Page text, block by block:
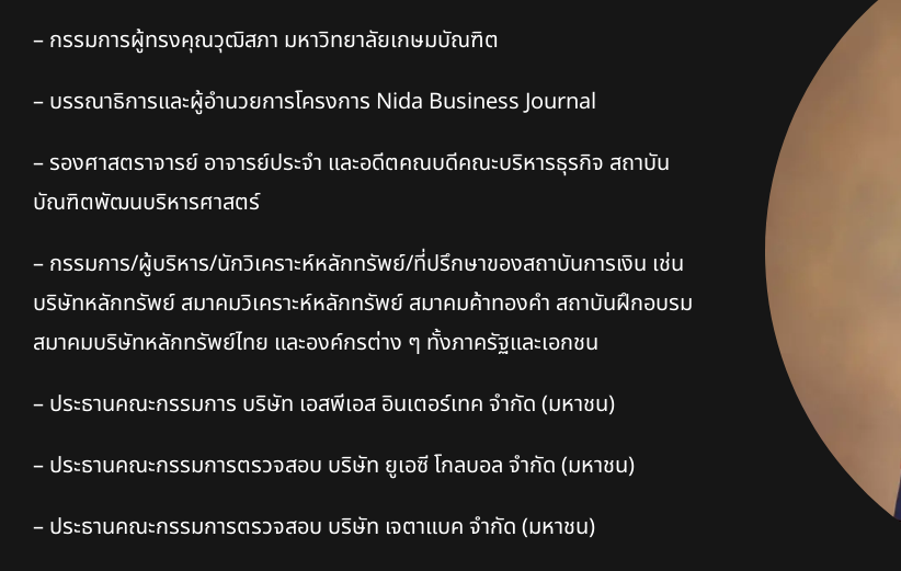
– กรรมการผู้ทรงคุณวุฒิสภา มหาวิทยาลัยเกษมบัณฑิต
– บรรณาธิการและผู้อำนวยการโครงการ Nida Business Journal
– รองศาสตราจารย์ อาจารย์ประจำ และอดีตคณบดีคณะบริหารธุรกิจ สถาบัน
บัณฑิตพัฒนบริหารศาสตร์
– กรรมการ/ผู้บริหาร/นักวิเคราะห์หลักทรัพย์/ที่ปรึกษาของสถาบันการเงิน เช่น
บริษัทหลักทรัพย์ สมาคมวิเคราะห์หลักทรัพย์ สมาคมค้าทองคำ สถาบันฝึกอบรม
สมาคมบริษัทหลักทรัพย์ไทย และองค์กรต่าง ๆ ทั้งภาครัฐและเอกชน
– ประธานคณะกรรมการ บริษัท เอสพีเอส อินเตอร์เทค จำกัด (มหาชน)
– ประธานคณะกรรมการตรวจสอบ บริษัท ยูเอซี โกลบอล จำกัด (มหาชน)
– ประธานคณะกรรมการตรวจสอบ บริษัท เจตาแบค จำกัด (มหาชน)